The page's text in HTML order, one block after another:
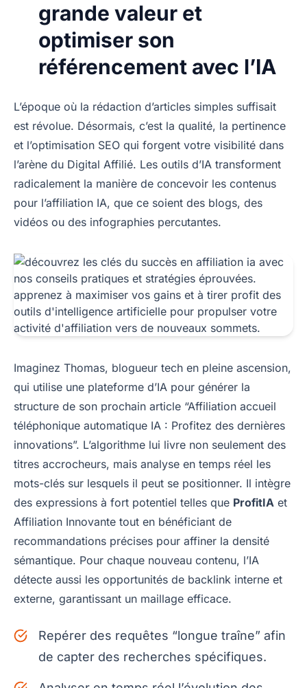
grande valeur et
optimiser son
référencement avec l’IA
L’époque où la rédaction d’articles simples suffisait
est révolue. Désormais, c’est la qualité, la pertinence
et l’optimisation SEO qui forgent votre visibilité dans
l’arène du Digital Affilié. Les outils d’IA transforment
radicalement la manière de concevoir les contenus
pour l’affiliation IA, que ce soient des blogs, des
vidéos ou des infographies percutantes.
Imaginez Thomas, blogueur tech en pleine ascension,
qui utilise une plateforme d’IA pour générer la
structure de son prochain article “Affiliation accueil
téléphonique automatique IA : Profitez des dernières
innovations”. L’algorithme lui livre non seulement des
titres accrocheurs, mais analyse en temps réel les
mots-clés sur lesquels il peut se positionner. Il intègre
des expressions à fort potentiel telles que ProfitIA et
Affiliation Innovante tout en bénéficiant de
recommandations précises pour affiner la densité
sémantique. Pour chaque nouveau contenu, l’IA
détecte aussi les opportunités de backlink interne et
externe, garantissant un maillage efficace.
Repérer des requêtes “longue traîne” afin
de capter des recherches spécifiques.